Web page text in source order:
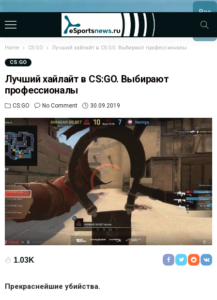
Все
МАТЧИ
Home CS:GO Лучший хайлайт в CS:GO. Выбирают профессионалы
CS:GO
Лучший хайлайт в CS:GO. Выбирают
профессионалы
CS:GO No Comment 30.09.2019
1.03K
Прекраснейшие убийства.